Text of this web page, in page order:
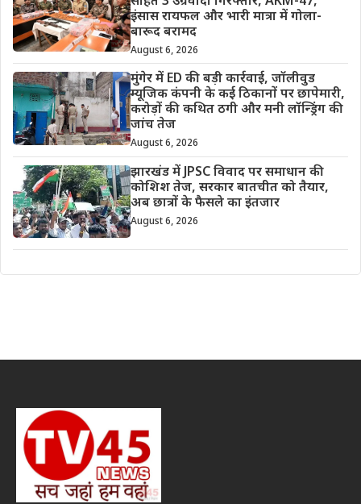
इंसास रायफल और भारी मात्रा में गोला-
बारूद बरामद
August 6, 2026
मुंगेर में ED की बड़ी कार्रवाई, जॉलीवुड
म्यूजिक कंपनी के कई ठिकानों पर छापेमारी,
करोड़ों की कथित ठगी और मनी लॉन्ड्रिंग की
जांच तेज
August 6, 2026
झारखंड में JPSC विवाद पर समाधान की
कोशिश तेज, सरकार बातचीत को तैयार,
अब छात्रों के फैसले का इंतजार
August 6, 2026